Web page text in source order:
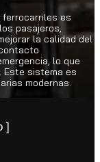
ferrocarriles es
pasajeros,
la calidad del
lo que
Este sistema es
modernas.
]